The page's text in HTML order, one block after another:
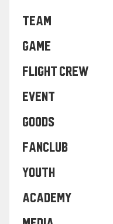
TEAM
GAME
FLIGHT CREW
EVENT
GOODS
FANCLUB
YOUTH
ACADEMY